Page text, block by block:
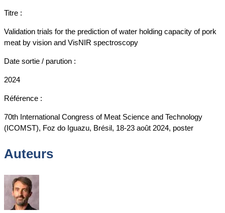
Titre :
Validation trials for the prediction of water holding capacity of pork
meat by vision and VisNIR spectroscopy
Date sortie / parution :
2024
Référence :
70th International Congress of Meat Science and Technology
(ICOMST), Foz do Iguazu, Brésil, 18-23 août 2024, poster
Auteurs